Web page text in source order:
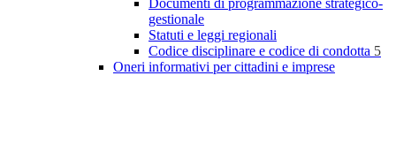
Documenti di programmazione strategico-
gestionale
Statuti e leggi regionali
Codice disciplinare e codice di condotta 5
Oneri informativi per cittadini e imprese